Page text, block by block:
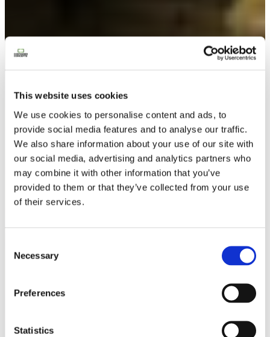
This website uses cookies
We use cookies to personalise content and ads, to
provide social media features and to analyse our traffic.
We also share information about your use of our site with
our social media, advertising and analytics partners who
may combine it with other information that you’ve
provided to them or that they’ve collected from your use
of their services.
Selection
Necessary
Preferences
Statistics
Notre lookbook et nos brochures